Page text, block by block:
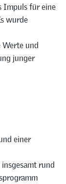
Impuls für eine
wurde
Werte und
junger
einer
rund